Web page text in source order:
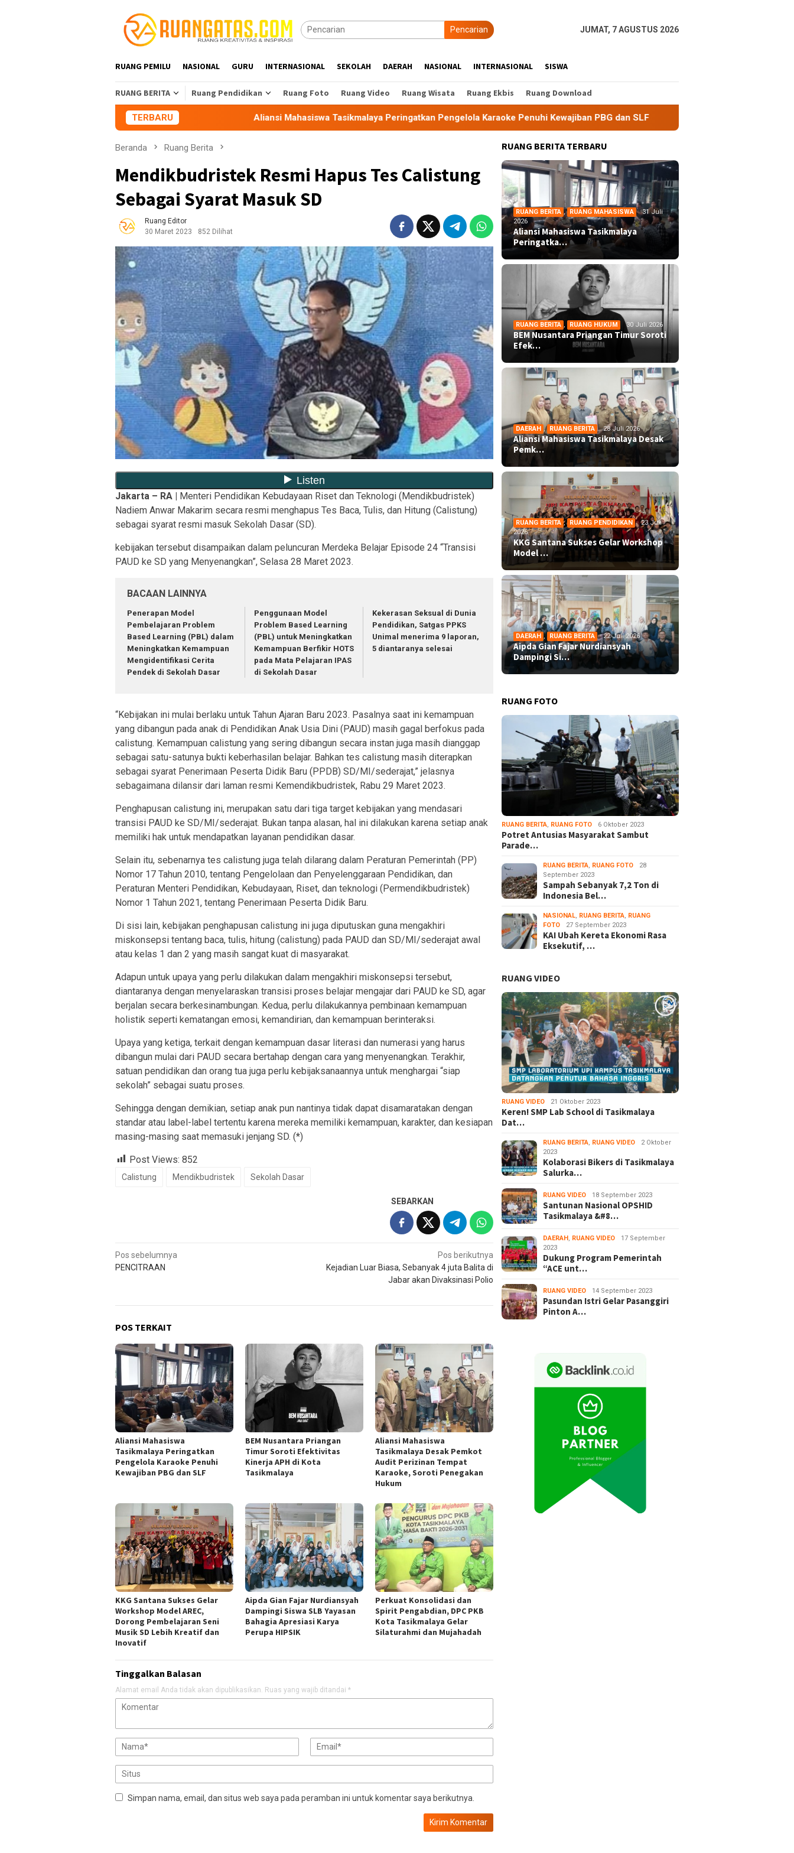
Pencarian JUMAT, 7 AGUSTUS 2026
RUANG PEMILU NASIONAL GURU INTERNASIONAL SEKOLAH DAERAH NASIONAL INTERNASIONAL SISWA
RUANG BERITA Ruang Pendidikan Ruang Foto Ruang Video Ruang Wisata Ruang Ekbis Ruang Download
TERBARUAliansi Mahasiswa Tasikmalaya Peringatkan Pengelola Karaoke Penuhi Kewajiban PBG dan SLF BEM Nusantara Priangan Timur Soroti
Beranda Ruang Berita
Mendikbudristek Resmi Hapus Tes Calistung
Sebagai Syarat Masuk SD
Ruang Editor
30 Maret 2023
852 Dilihat
Jakarta – RA |
Menteri Pendidikan Kebudayaan Riset dan Teknologi (Mendikbudristek)
Nadiem Anwar Makarim secara resmi menghapus Tes Baca, Tulis, dan Hitung (Calistung)
sebagai syarat resmi masuk Sekolah Dasar (SD).
kebijakan tersebut disampaikan dalam peluncuran Merdeka Belajar Episode 24 “Transisi
PAUD ke SD yang Menyenangkan”, Selasa 28 Maret 2023.
BACAAN LAINNYA
Penerapan Model
Pembelajaran Problem
Based Learning (PBL) dalam
Meningkatkan Kemampuan
Mengidentifikasi Cerita
Pendek di Sekolah Dasar
Penggunaan Model
Problem Based Learning
(PBL) untuk Meningkatkan
Kemampuan Berfikir HOTS
pada Mata Pelajaran IPAS
di Sekolah Dasar
Kekerasan Seksual di Dunia
Pendidikan, Satgas PPKS
Unimal menerima 9 laporan,
5 diantaranya selesai
“Kebijakan ini mulai berlaku untuk Tahun Ajaran Baru 2023. Pasalnya saat ini kemampuan
yang dibangun pada anak di Pendidikan Anak Usia Dini (PAUD) masih gagal berfokus pada
calistung. Kemampuan calistung yang sering dibangun secara instan juga masih dianggap
sebagai satu-satunya bukti keberhasilan belajar. Bahkan tes calistung masih diterapkan
sebagai syarat Penerimaan Peserta Didik Baru (PPDB) SD/MI/sederajat,” jelasnya
sebagaimana dilansir dari laman resmi Kemendikbudristek, Rabu 29 Maret 2023.
Penghapusan calistung ini, merupakan satu dari tiga target kebijakan yang mendasari
transisi PAUD ke SD/MI/sederajat. Bukan tanpa alasan, hal ini dilakukan karena setiap anak
memiliki hak untuk mendapatkan layanan pendidikan dasar.
Selain itu, sebenarnya tes calistung juga telah dilarang dalam Peraturan Pemerintah (PP)
Nomor 17 Tahun 2010, tentang Pengelolaan dan Penyelenggaraan Pendidikan, dan
Peraturan Menteri Pendidikan, Kebudayaan, Riset, dan teknologi (Permendikbudristek)
Nomor 1 Tahun 2021, tentang Penerimaan Peserta Didik Baru.
Di sisi lain, kebijakan penghapusan calistung ini juga diputuskan guna mengakhiri
miskonsepsi tentang baca, tulis, hitung (calistung) pada PAUD dan SD/MI/sederajat awal
atau kelas 1 dan 2 yang masih sangat kuat di masyarakat.
Adapun untuk upaya yang perlu dilakukan dalam mengakhiri miskonsepsi tersebut,
diantaranya dengan menyelaraskan transisi proses belajar mengajar dari PAUD ke SD, agar
berjalan secara berkesinambungan. Kedua, perlu dilakukannya pembinaan kemampuan
holistik seperti kematangan emosi, kemandirian, dan kemampuan berinteraksi.
Upaya yang ketiga, terkait dengan kemampuan dasar literasi dan numerasi yang harus
dibangun mulai dari PAUD secara bertahap dengan cara yang menyenangkan. Terakhir,
satuan pendidikan dan orang tua juga perlu kebijaksanaannya untuk menghargai “siap
sekolah” sebagai suatu proses.
Sehingga dengan demikian, setiap anak pun nantinya tidak dapat disamaratakan dengan
standar atau label-label tertentu karena mereka memiliki kemampuan, karakter, dan kesiapan
masing-masing saat memasuki jenjang SD. (*)
Post Views: 852
Calistung Mendikbudristek Sekolah Dasar
SEBARKAN
Navigasi
pos
Pos sebelumnya
PENCITRAAN
Pos berikutnya
Kejadian Luar Biasa, Sebanyak 4 juta Balita di
Jabar akan Divaksinasi Polio
POS TERKAIT
Aliansi Mahasiswa
Tasikmalaya Peringatkan
Pengelola Karaoke Penuhi
Kewajiban PBG dan SLF
BEM Nusantara Priangan
Timur Soroti Efektivitas
Kinerja APH di Kota
Tasikmalaya
Aliansi Mahasiswa
Tasikmalaya Desak Pemkot
Audit Perizinan Tempat
Karaoke, Soroti Penegakan
Hukum
KKG Santana Sukses Gelar
Workshop Model AREC,
Dorong Pembelajaran Seni
Musik SD Lebih Kreatif dan
Inovatif
Aipda Gian Fajar Nurdiansyah
Dampingi Siswa SLB Yayasan
Bahagia Apresiasi Karya
Perupa HIPSIK
Perkuat Konsolidasi dan
Spirit Pengabdian, DPC PKB
Kota Tasikmalaya Gelar
Silaturahmi dan Mujahadah
Tinggalkan Balasan
Alamat email Anda tidak akan dipublikasikan. Ruas yang wajib ditandai *
Simpan nama, email, dan situs web saya pada peramban ini untuk komentar saya berikutnya.
RUANG BERITA TERBARU
RUANG BERITA , RUANG MAHASISWA
31 Juli
2026
Aliansi Mahasiswa Tasikmalaya
Peringatka…
RUANG BERITA , RUANG HUKUM 30 Juli 2026
BEM Nusantara Priangan Timur Soroti
Efek…
DAERAH , RUANG BERITA 28 Juli 2026
Aliansi Mahasiswa Tasikmalaya Desak
Pemk…
RUANG BERITA , RUANG PENDIDIKAN
23 Juli
2026
KKG Santana Sukses Gelar Workshop
Model …
DAERAH , RUANG BERITA 22 Juli 2026
Aipda Gian Fajar Nurdiansyah
Dampingi Si…
RUANG FOTO
RUANG BERITA, RUANG FOTO 6 Oktober 2023
Potret Antusias Masyarakat Sambut
Parade…
RUANG BERITA, RUANG FOTO
28
September 2023
Sampah Sebanyak 7,2 Ton di
Indonesia Bel…
NASIONAL, RUANG BERITA, RUANG
FOTO
27 September 2023
KAI Ubah Kereta Ekonomi Rasa
Eksekutif, …
RUANG VIDEO
RUANG VIDEO 21 Oktober 2023
Keren! SMP Lab School di Tasikmalaya
Dat…
RUANG BERITA, RUANG VIDEO
2 Oktober
2023
Kolaborasi Bikers di Tasikmalaya
Salurka…
RUANG VIDEO 18 September 2023
Santunan Nasional OPSHID
Tasikmalaya &#8…
DAERAH , RUANG VIDEO
17 September
2023
Dukung Program Pemerintah
“ACE unt…
RUANG VIDEO 14 September 2023
Pasundan Istri Gelar Pasanggiri
Pinton A…